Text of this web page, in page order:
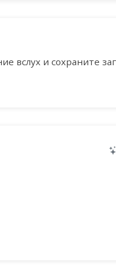
вслух и сохраните